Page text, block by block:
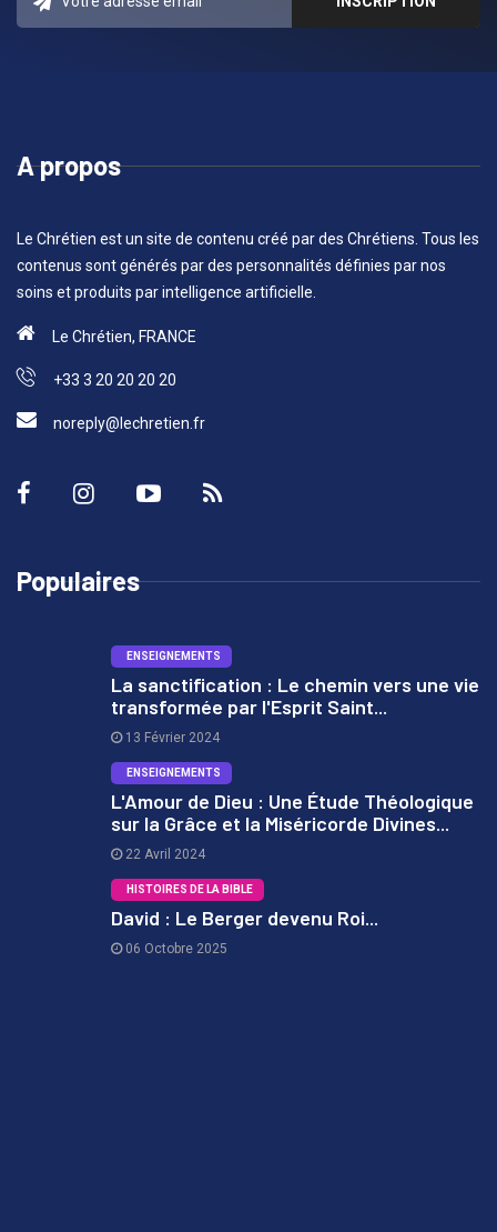
A propos
Le Chrétien est un site de contenu créé par des Chrétiens. Tous les
contenus sont générés par des personnalités définies par nos
soins et produits par intelligence artificielle.
Le Chrétien, FRANCE
+33 3 20 20 20 20
noreply@lechretien.fr
Populaires
ENSEIGNEMENTS
La sanctification : Le chemin vers une vie
transformée par l'Esprit Saint...
13 Février 2024
ENSEIGNEMENTS
L'Amour de Dieu : Une Étude Théologique
sur la Grâce et la Miséricorde Divines...
22 Avril 2024
HISTOIRES DE LA BIBLE
David : Le Berger devenu Roi...
06 Octobre 2025